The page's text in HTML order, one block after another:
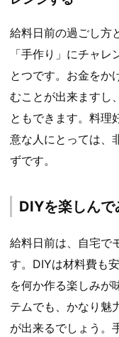
給料日前の過ごし方
「手作り」にチャ
とつです。お金をか
むことが出来ますし
ともできます。料理
意な人にとっては、
ずです。
DIYを楽しんで
給料日前は、自宅で
す。DIYは材料費も
を何か作る楽しみが
テムでも、かなり魅
が出来るでしょう。